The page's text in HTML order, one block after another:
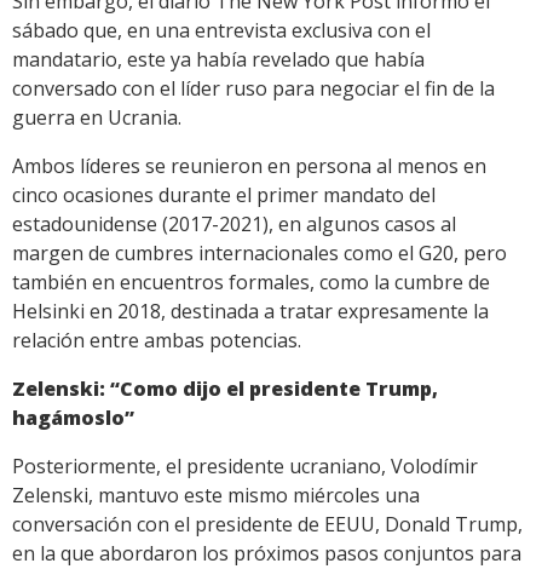
sábado que, en una entrevista exclusiva con el
mandatario, este ya había revelado que había
conversado con el líder ruso para negociar el fin de la
guerra en Ucrania.
Ambos líderes se reunieron en persona al menos en
cinco ocasiones durante el primer mandato del
estadounidense (2017-2021), en algunos casos al
margen de cumbres internacionales como el G20, pero
también en encuentros formales, como la cumbre de
Helsinki en 2018, destinada a tratar expresamente la
relación entre ambas potencias.
Zelenski: “Como dijo el presidente Trump,
hagámoslo”
Posteriormente, el presidente ucraniano, Volodímir
Zelenski, mantuvo este mismo miércoles una
conversación con el presidente de EEUU, Donald Trump,
en la que abordaron los próximos pasos conjuntos para